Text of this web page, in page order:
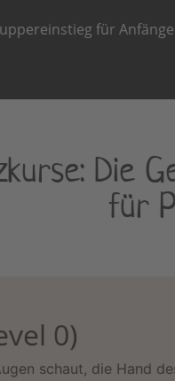
für
Die
für
0)
schaut, die Hand